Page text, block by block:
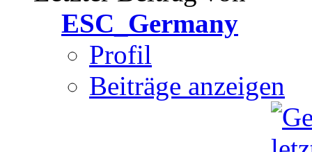
ESC_Germany
Profil
Beiträge anzeigen